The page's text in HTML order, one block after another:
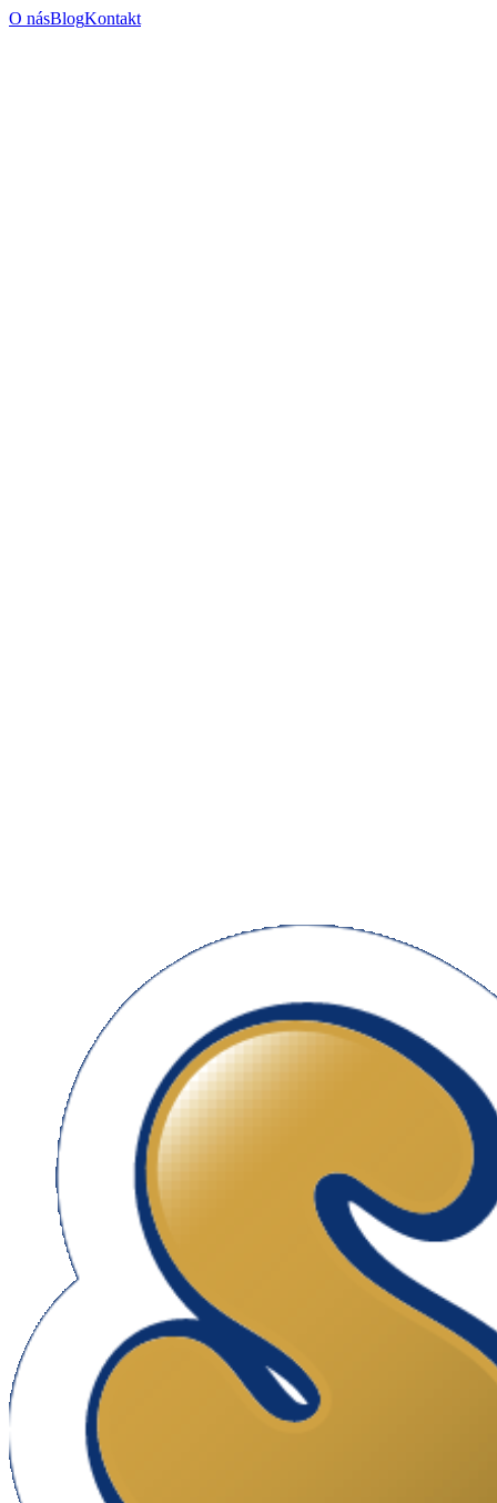
O násBlogKontakt